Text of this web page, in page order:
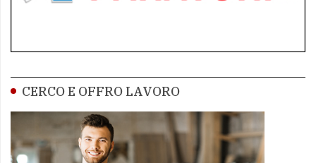
CERCO E OFFRO LAVORO